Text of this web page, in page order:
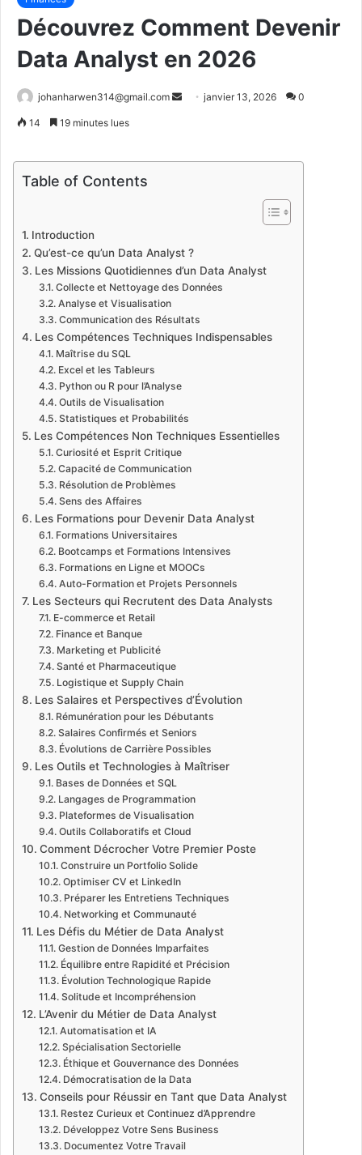
Découvrez Comment Devenir
Data Analyst en 2026
johanharwen314@gmail.com
Envoyerjanvier 13, 2026 0
14 19 minutes lues
Table of Contents
Introduction
Qu’est-ce qu’un Data Analyst ?
Les Missions Quotidiennes d’un Data Analyst
Collecte et Nettoyage des Données
Analyse et Visualisation
Communication des Résultats
Les Compétences Techniques Indispensables
Maîtrise du SQL
Excel et les Tableurs
Python ou R pour l’Analyse
Outils de Visualisation
Statistiques et Probabilités
Les Compétences Non Techniques Essentielles
Curiosité et Esprit Critique
Capacité de Communication
Résolution de Problèmes
Sens des Affaires
Les Formations pour Devenir Data Analyst
Formations Universitaires
Bootcamps et Formations Intensives
Formations en Ligne et MOOCs
Auto-Formation et Projets Personnels
Les Secteurs qui Recrutent des Data Analysts
E-commerce et Retail
Finance et Banque
Marketing et Publicité
Santé et Pharmaceutique
Logistique et Supply Chain
Les Salaires et Perspectives d’Évolution
Rémunération pour les Débutants
Salaires Confirmés et Seniors
Évolutions de Carrière Possibles
Les Outils et Technologies à Maîtriser
Bases de Données et SQL
Langages de Programmation
Plateformes de Visualisation
Outils Collaboratifs et Cloud
Comment Décrocher Votre Premier Poste
Construire un Portfolio Solide
Optimiser CV et LinkedIn
Préparer les Entretiens Techniques
Networking et Communauté
Les Défis du Métier de Data Analyst
Gestion de Données Imparfaites
Équilibre entre Rapidité et Précision
Évolution Technologique Rapide
Solitude et Incompréhension
L’Avenir du Métier de Data Analyst
Automatisation et IA
Spécialisation Sectorielle
Éthique et Gouvernance des Données
Démocratisation de la Data
Conseils pour Réussir en Tant que Data Analyst
Restez Curieux et Continuez d’Apprendre
Développez Votre Sens Business
Documentez Votre Travail